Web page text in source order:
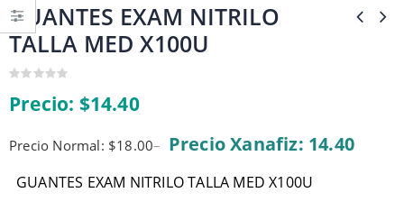
GUANTES EXAM NITRILO
TALLA MED X100U
out
of
Precio: $14.40
Precio Normal: $18.00– Precio Xanafiz: 14.40
GUANTES EXAM NITRILO TALLA MED X100U